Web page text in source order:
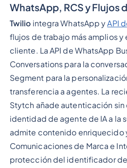
WhatsApp, RCS y Flujos
Twilio integra WhatsApp yAPI
flujos de trabajo más amplios y
cliente. La API de WhatsApp
Conversations para la
Segment para la
transferencia a agentes. La
Stytch añade autenticación sin
identidad de agente de IA a la
admite contenido enriquecido
Comunicaciones de Marca e
protección del identificador